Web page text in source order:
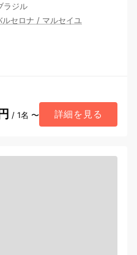
ラジル
ルセロナ / マルセイユ
/ 1名 〜 詳細を見る